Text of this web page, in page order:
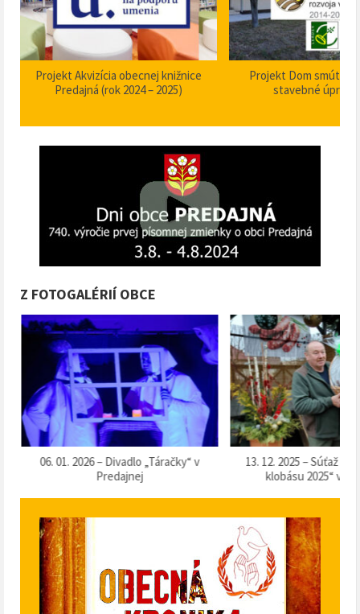
Projekt Akvizícia obecnej knižnice
Predajná (rok 2024 – 2025)
Projekt Dom smútku
stavebné úpravy
Z FOTOGALÉRIÍ OBCE
06. 01. 2026 – Divadlo „Táračky“ v
Predajnej
13. 12. 2025 – Súťaž o
klobásu 2025“ v